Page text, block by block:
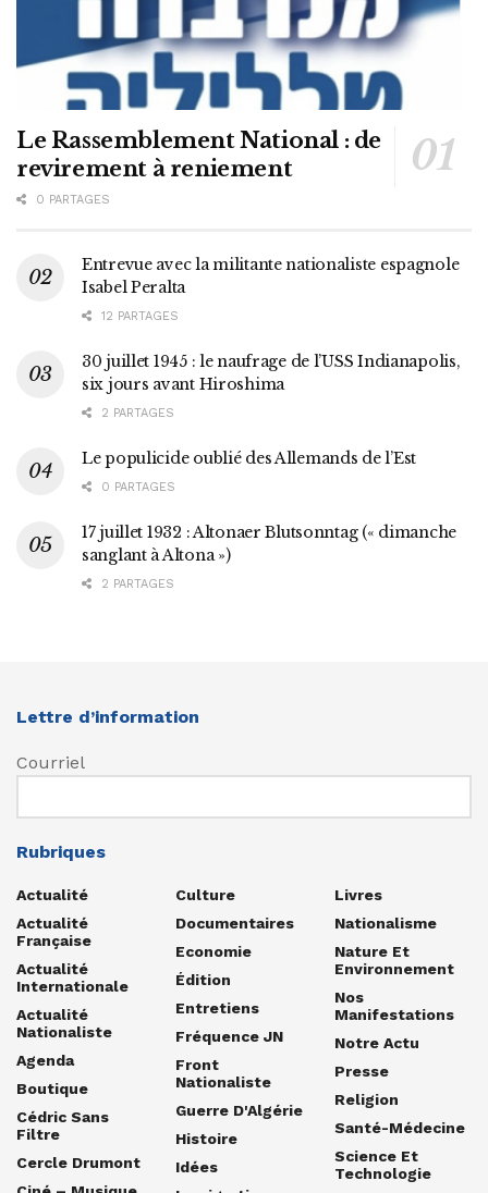
Le Rassemblement National : de
revirement à reniement
0 PARTAGES
Entrevue avec la militante nationaliste espagnole
Isabel Peralta
12 PARTAGES
30 juillet 1945 : le naufrage de l’USS Indianapolis,
six jours avant Hiroshima
2 PARTAGES
Le populicide oublié des Allemands de l’Est
0 PARTAGES
17 juillet 1932 : Altonaer Blutsonntag (« dimanche
sanglant à Altona »)
2 PARTAGES
Lettre d’information
Courriel
Rubriques
Actualité
Actualité
Française
Actualité
Internationale
Actualité
Nationaliste
Agenda
Boutique
Cédric Sans
Filtre
Cercle Drumont
Culture
Documentaires
Economie
Édition
Entretiens
Fréquence JN
Front
Nationaliste
Guerre D'Algérie
Histoire
Idées
Livres
Nationalisme
Nature Et
Environnement
Nos
Manifestations
Notre Actu
Presse
Religion
Santé-Médecine
Science Et
Technologie